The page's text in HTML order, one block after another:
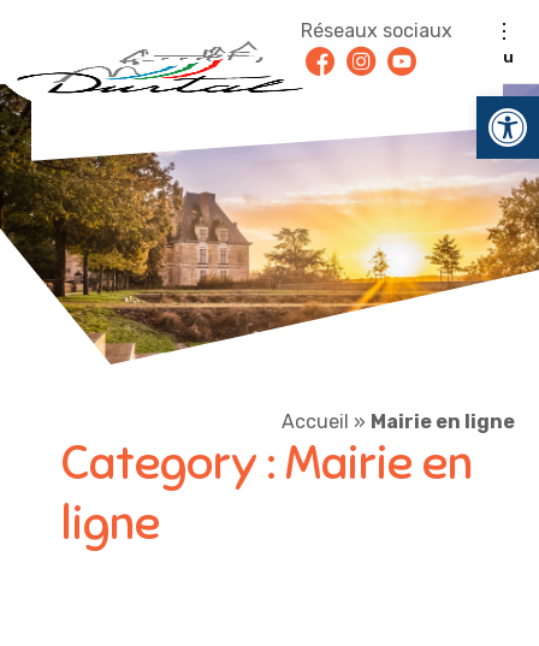
Menu
Réseaux sociaux
FacebookInstagram
Youtube
Accueil » Mairie en ligne
Category : Mairie en
ligne